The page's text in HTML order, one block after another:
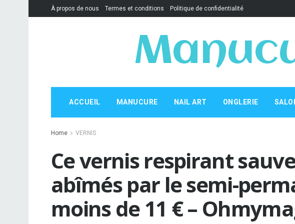
À propos de nous Termes et conditions Politique de confidentialité
ACCUEIL MANUCURE NAIL ART ONGLERIE
Home VERNIS
Ce vernis respirant
abîmés par le semi-
moins de 11 € –